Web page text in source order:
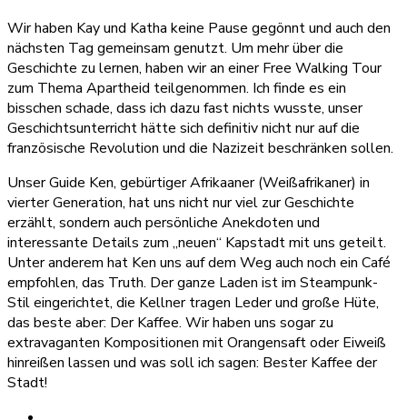
Wir haben Kay und Katha keine Pause gegönnt und auch den
nächsten Tag gemeinsam genutzt. Um mehr über die
Geschichte zu lernen, haben wir an einer Free Walking Tour
zum Thema Apartheid teilgenommen. Ich finde es ein
bisschen schade, dass ich dazu fast nichts wusste, unser
Geschichtsunterricht hätte sich definitiv nicht nur auf die
französische Revolution und die Nazizeit beschränken sollen.
Unser Guide Ken, gebürtiger Afrikaaner (Weißafrikaner) in
vierter Generation, hat uns nicht nur viel zur Geschichte
erzählt, sondern auch persönliche Anekdoten und
interessante Details zum „neuen“ Kapstadt mit uns geteilt.
Unter anderem hat Ken uns auf dem Weg auch noch ein Café
empfohlen, das Truth. Der ganze Laden ist im Steampunk-
Stil eingerichtet, die Kellner tragen Leder und große Hüte,
das beste aber: Der Kaffee. Wir haben uns sogar zu
extravaganten Kompositionen mit Orangensaft oder Eiweiß
hinreißen lassen und was soll ich sagen: Bester Kaffee der
Stadt!